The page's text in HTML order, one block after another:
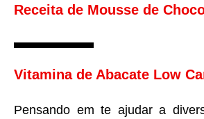
Receita de Mousse de
Vitamina de Abacate Low
Pensando em te ajudar a